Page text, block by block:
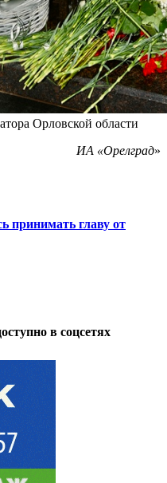
Орловской области
ИА «Орелград»
принимать главу от
в соцсетях